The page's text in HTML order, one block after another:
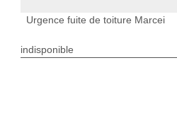
Urgence fuite de toiture Marcei
indisponible